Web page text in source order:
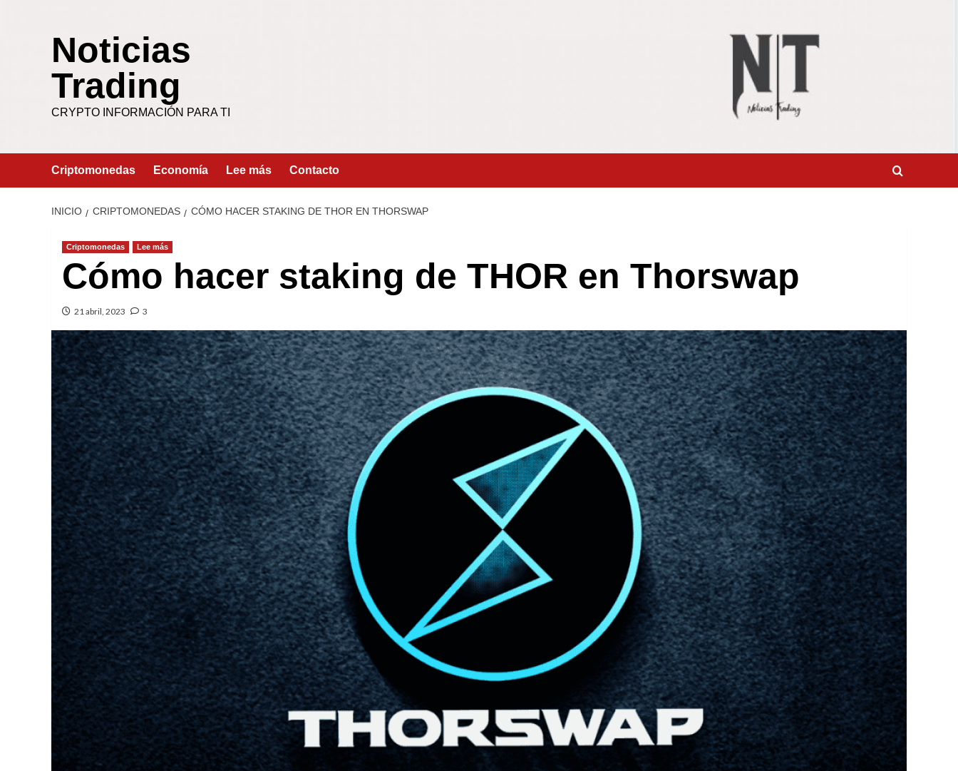
Noticias
Trading
CRYPTO INFORMACIÓN PARA TI
Criptomonedas Economía Lee más Contacto
INICIO CRIPTOMONEDAS CÓMO HACER STAKING DE THOR EN THORSWAP
Criptomonedas Lee más
Cómo hacer staking de THOR en Thorswap
21 abril, 2023 3